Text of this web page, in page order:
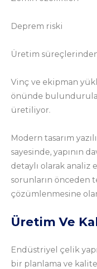
Deprem riski
Üretim
Vinç ve ekipman
önünde
üretiliyor.
Modern tasarım
sayesinde, yapının
detaylı olarak analiz
sorunların önceden
çözümlenmesine
Üretim Ve
Endüstriyel çelik
bir planlama ve